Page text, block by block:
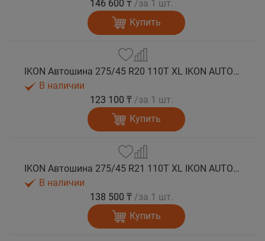
146 600 ₸ /за 1 шт.
Купить
IKON Автошина 275/45 R20 110T XL IKON AUTOGRAPH ICE 9 SUV шип.
В наличии
123 100 ₸ /за 1 шт.
Купить
IKON Автошина 275/45 R21 110T XL IKON AUTOGRAPH ICE 9 SUV шип.
В наличии
138 500 ₸ /за 1 шт.
Купить